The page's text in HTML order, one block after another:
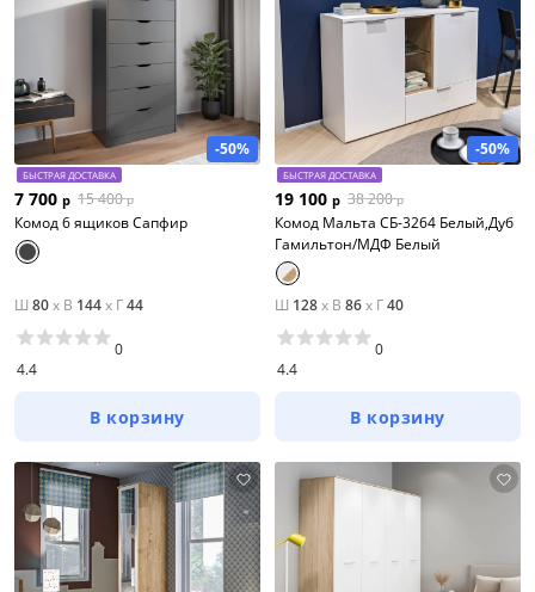
-50%
БЫСТРАЯ ДОСТАВКА
7 700 р 15 400 р
Комод 6 ящиков Сапфир
Ш 80x В 144x Г44
4.4
0
В корзину
-50%
БЫСТРАЯ ДОСТАВКА
19 100 р 38 200 р
Комод Мальта СБ-3264 Белый,Дуб
Гамильтон/МДФ Белый
Ш 128x В 86x Г40
4.4
0
В корзину